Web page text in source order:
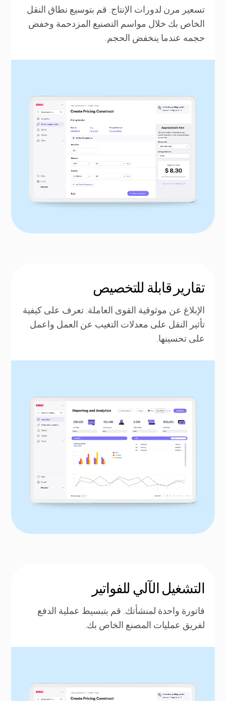
تسعير مرن لدورات الإنتاج. قم بتوسيع نطاق النقل
الخاص بك خلال مواسم التصنيع المزدحمة وخفض
حجمه عندما ينخفض الحجم.
تقارير قابلة للتخصيص
الإبلاغ عن موثوقية القوى العاملة. تعرف على كيفية
تأثير النقل على معدلات التغيب عن العمل واعمل
على تحسينها.
التشغيل الآلي للفواتير
فاتورة واحدة لمنشأتك. قم بتبسيط عملية الدفع
لفريق عمليات المصنع الخاص بك.